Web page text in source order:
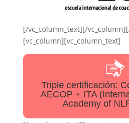
[/vc_column_text][/
[vc_column][vc_column_text]
Triple certificación:
AECOP + ITA
Academy of